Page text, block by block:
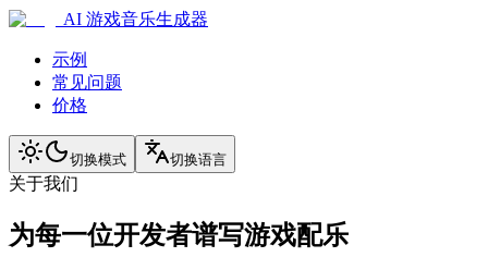
AI 游戏音乐生成器
示例
常见问题
价格
切换模式 切换语言
关于我们
为每一位开发者谱写游戏配乐